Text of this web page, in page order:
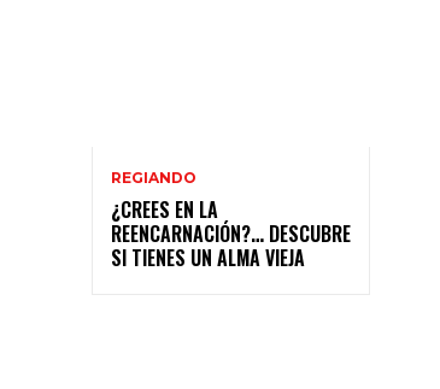
REGIANDO
¿CREES EN LA
REENCARNACIÓN?… DESCUBRE
SI TIENES UN ALMA VIEJA